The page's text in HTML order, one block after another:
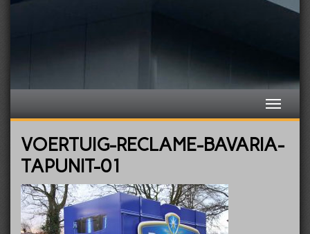
VOERTUIG-RECLAME-BAVARIA-
TAPUNIT-01